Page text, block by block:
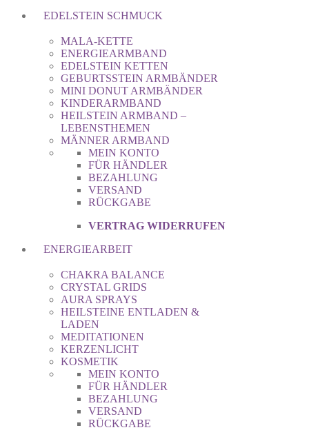
EDELSTEIN SCHMUCK
MALA-KETTE
ENERGIEARMBAND
EDELSTEIN KETTEN
GEBURTSSTEIN ARMBÄNDER
MINI DONUT ARMBÄNDER
KINDERARMBAND
HEILSTEIN ARMBAND –
LEBENSTHEMEN
MÄNNER ARMBAND
MEIN KONTO
FÜR HÄNDLER
BEZAHLUNG
VERSAND
RÜCKGABE
VERTRAG WIDERRUFEN
ENERGIEARBEIT
CHAKRA BALANCE
CRYSTAL GRIDS
AURA SPRAYS
HEILSTEINE ENTLADEN &
LADEN
MEDITATIONEN
KERZENLICHT
KOSMETIK
MEIN KONTO
FÜR HÄNDLER
BEZAHLUNG
VERSAND
RÜCKGABE